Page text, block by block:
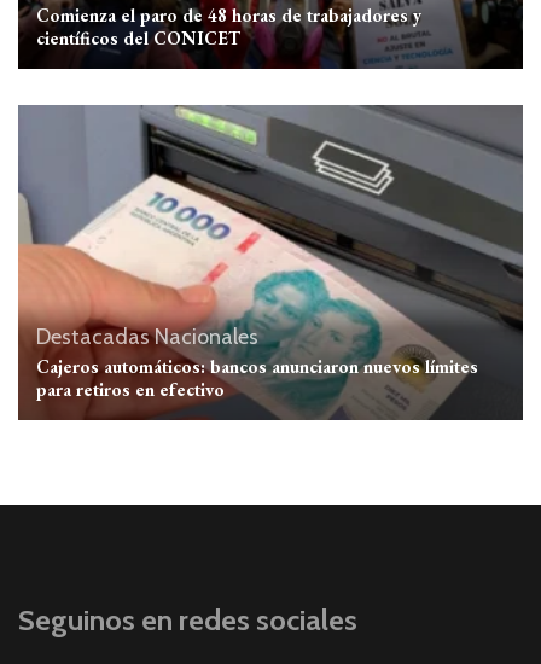
Comienza el paro de 48 horas de trabajadores y
científicos del CONICET
DestacadasNacionales
Cajeros automáticos: bancos anunciaron nuevos límites
para retiros en efectivo
Seguinos en redes sociales